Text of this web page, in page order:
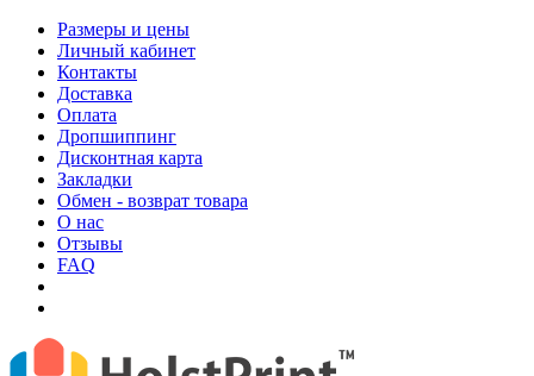
Размеры и цены
Личный кабинет
Контакты
Доставка
Оплата
Дропшиппинг
Дисконтная карта
Закладки
Обмен - возврат товара
О нас
Отзывы
FAQ